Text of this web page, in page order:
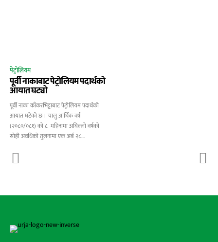
पेट्रोलियम
पूर्वी नाकाबाट पेट्रोलियम पदार्थको
आयात घट्यो
पूर्वी नाका काँकरभिट्टाबाट पेट्रोलियम पदार्थको
आयात घटेको छ । चालु आर्थिक वर्ष
(२०८०/०८१) को ८ महिनामा अघिल्लो वर्षको
सोही अवधिको तुलनामा एक अर्ब २८…